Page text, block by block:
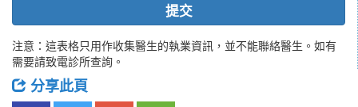
提交
注意：這表格只用作收集醫生的執業資訊，並不能聯絡醫生。如有
需要請致電診所查詢。
分享此頁